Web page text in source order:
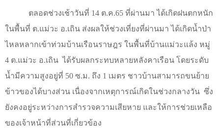
ตลอดช่วงเช้าวันที่ 14 ต.ค.65 ที่ผ่านมา ได้เกิดฝนตกหนัก
ในพื้นที่ ต.แม่วะ อ.เถิน ส่งผลให้ช่วงเที่ยงที่ผ่านมา ได้เกิดน้ำป่า
ไหลหลากเข้าท่วมบ้านเรือนราษฎร ในพื้นที่บ้านแม่วะแล้ง หมู่
4 ต.แม่วะ อ.เถิน ได้รับผลกระทบหลายหลังคาเรือน โดยระดับ
น้ำมีความสูงอยู่ที่ 50 ซ.ม. ถึง 1 เมตร ชาวบ้านสามารถขนย้าย
ข้าวของได้บางส่วน เนื่องจากเหตุการณ์เกิดในช่วงกลางวัน ซึ่ง
ยังคงอยู่ระหว่างการสำรวจความเสียหาย และให้การช่วยเหลือ
ของเจ้าหน้าที่ส่วนที่เกี่ยวข้อง